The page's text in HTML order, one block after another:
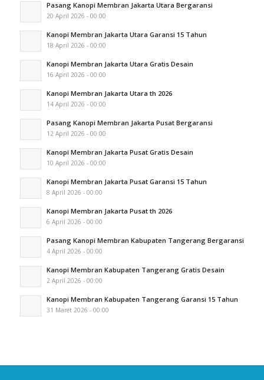
Pasang Kanopi Membran Jakarta Utara Bergaransi
20 April 2026 - 00:00
Kanopi Membran Jakarta Utara Garansi 15 Tahun
18 April 2026 - 00:00
Kanopi Membran Jakarta Utara Gratis Desain
16 April 2026 - 00:00
Kanopi Membran Jakarta Utara th 2026
14 April 2026 - 00:00
Pasang Kanopi Membran Jakarta Pusat Bergaransi
12 April 2026 - 00:00
Kanopi Membran Jakarta Pusat Gratis Desain
10 April 2026 - 00:00
Kanopi Membran Jakarta Pusat Garansi 15 Tahun
8 April 2026 - 00:00
Kanopi Membran Jakarta Pusat th 2026
6 April 2026 - 00:00
Pasang Kanopi Membran Kabupaten Tangerang Bergaransi
4 April 2026 - 00:00
Kanopi Membran Kabupaten Tangerang Gratis Desain
2 April 2026 - 00:00
Kanopi Membran Kabupaten Tangerang Garansi 15 Tahun
31 Maret 2026 - 00:00